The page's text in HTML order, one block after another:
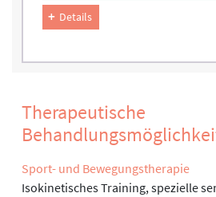
Details
Therapeutische
Sport- und Bewegungstherapie
Isokinetisches Training, spezielle